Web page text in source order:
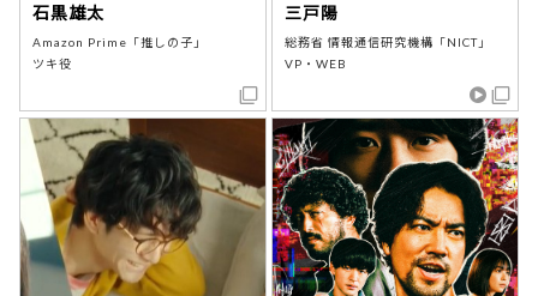
石黒雄太
Amazon Prime「推しの子」
ツキ役
三戸陽
総務省 情報通信研究機構「NICT」
VP・WEB